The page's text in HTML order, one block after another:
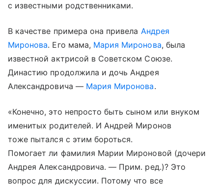
с известными родственниками.
В качестве примера она привела Андрея
Миронова. Его мама, Мария Миронова, была
известной актрисой в Советском Союзе.
Династию продолжила и дочь Андрея
Александровича — Мария Миронова.
«Конечно, это непросто быть сыном или внуком
именитых родителей. И Андрей Миронов
тоже пытался с этим бороться.
Помогает ли фамилия Марии Мироновой (дочери
Андрея Александровича. — Прим. ред.)? Это
вопрос для дискуссии. Потому что все